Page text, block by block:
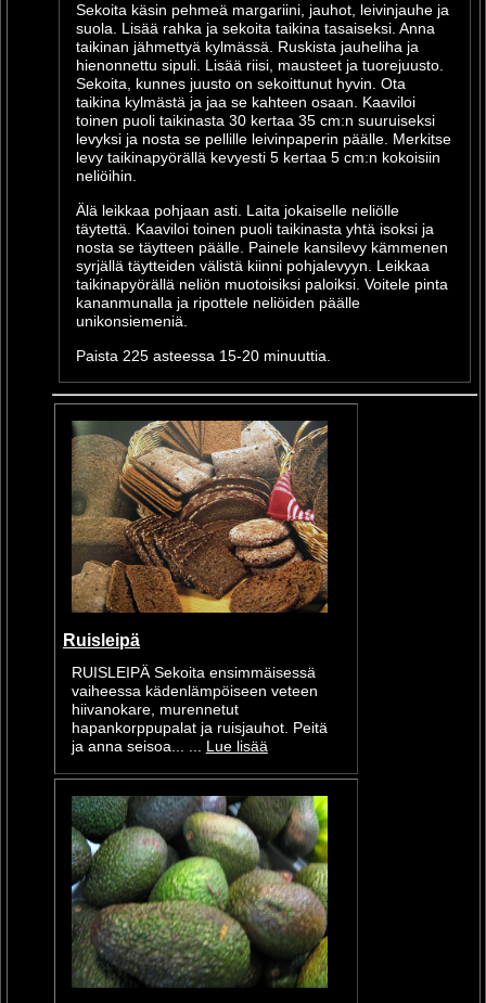
Sekoita käsin pehmeä margariini, jauhot, leivinjauhe ja
suola. Lisää rahka ja sekoita taikina tasaiseksi. Anna
taikinan jähmettyä kylmässä. Ruskista jauheliha ja
hienonnettu sipuli. Lisää riisi, mausteet ja tuorejuusto.
Sekoita, kunnes juusto on sekoittunut hyvin. Ota
taikina kylmästä ja jaa se kahteen osaan. Kaaviloi
toinen puoli taikinasta 30 kertaa 35 cm:n suuruiseksi
levyksi ja nosta se pellille leivinpaperin päälle. Merkitse
levy taikinapyörällä kevyesti 5 kertaa 5 cm:n kokoisiin
neliöihin.
Älä leikkaa pohjaan asti. Laita jokaiselle neliölle
täytettä. Kaaviloi toinen puoli taikinasta yhtä isoksi ja
nosta se täytteen päälle. Painele kansilevy kämmenen
syrjällä täytteiden välistä kiinni pohjalevyyn. Leikkaa
taikinapyörällä neliön muotoisiksi paloiksi. Voitele pinta
kananmunalla ja ripottele neliöiden päälle
unikonsiemeniä.
Paista 225 asteessa 15-20 minuuttia.
Ruisleipä
RUISLEIPÄ Sekoita ensimmäisessä
vaiheessa kädenlämpöiseen veteen
hiivanokare, murennetut
hapankorppupalat ja ruisjauhot. Peitä
ja anna seisoa... ... Lue lisää